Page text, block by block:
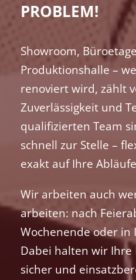
PROBLEM!
Showroom,
Produktionshalle –
renoviert wird, zählt
Zuverlässigkeit und
qualifizierten Team
schnell zur Stelle –
exakt auf Ihre
Wir arbeiten auch
arbeiten: nach
Wochenende oder in
Dabei halten wir Ihre
sicher und